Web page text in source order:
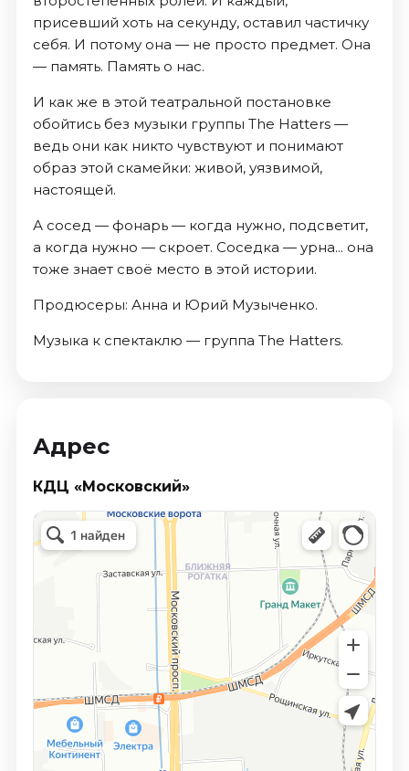
присевший хоть на секунду, оставил частичку
себя. И потому она — не просто предмет. Она
— память. Память о нас.
И как же в этой театральной постановке
обойтись без музыки группы The Hatters —
ведь они как никто чувствуют и понимают
образ этой скамейки: живой, уязвимой,
настоящей.
А сосед — фонарь — когда нужно, подсветит,
а когда нужно — скроет. Соседка — урна... она
тоже знает своё место в этой истории.
Продюсеры: Анна и Юрий Музыченко.
Музыка к спектаклю — группа The Hatters.
Адрес
КДЦ «Московский»